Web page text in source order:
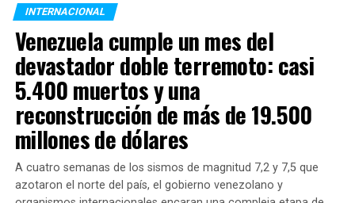
Covid-19, lo que eleva el total de víctimas fatales a
340.776, según informó el Ministerio de Salud. Ayer, el
país llegó a un récord de 4195 decesos diarios. Además,
se notificaron 92.625 nuevos casos, por el que el total
de contagios desde el comienzo de la pandemia asciende
a 13.193.205.
Brasiles el segundo país con mayor número de casos y
muertes por coronavirus en el mundo, después de los
Estados Unidos
. La
Organización Panamericana de la
Salud (OPS)dijo hoy que la situación del gigante
INTERNACIONAL
Venezuela cumple un mes del
devastador doble terremoto: casi
5.400 muertos y una
reconstrucción de más de 19.500
millones de dólares
A cuatro semanas de los sismos de magnitud 7,2 y 7,5 que
azotaron el norte del país, el gobierno venezolano y